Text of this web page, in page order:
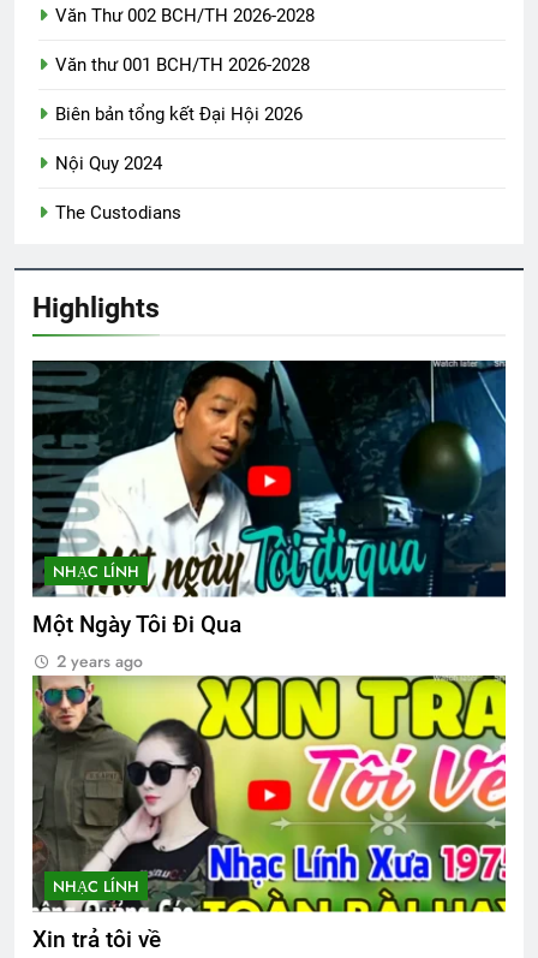
2 Years Ago
MÙA XUÂN, NGHĨ VỀ HẠNH PHÚC
2 Years Ago
CTBCTY Tập II chương 21
3 Years Ago
TÌNH YÊU & HOÀN CẢNH
3 Years Ago
TẾT, LẠI NHỚ ĐÀ LẠT
3 Years Ago
CTBCTY Tập IV Kết
3 Years Ago
Văn Thư 002 BCH/TH 2026-2028
Văn thư 001 BCH/TH 2026-2028
Biên bản tổng kết Đại Hội 2026
Nội Quy 2024
The Custodians
Highlights
NHẠC LÍNH
Một Ngày Tôi Đi Qua
2 years ago
NHẠC LÍNH
Xin trả tôi về